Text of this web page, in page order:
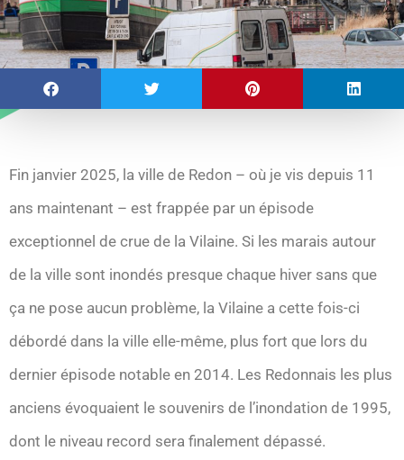
Fin janvier 2025, la ville de Redon – où je vis depuis 11
ans maintenant – est frappée par un épisode
exceptionnel de crue de la Vilaine. Si les marais autour
de la ville sont inondés presque chaque hiver sans que
ça ne pose aucun problème, la Vilaine a cette fois-ci
débordé dans la ville elle-même, plus fort que lors du
dernier épisode notable en 2014. Les Redonnais les plus
anciens évoquaient le souvenirs de l’inondation de 1995,
dont le niveau record sera finalement dépassé.